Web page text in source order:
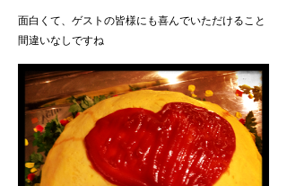
面白くて、ゲストの皆様にも喜んでいただけること
間違いなしですね